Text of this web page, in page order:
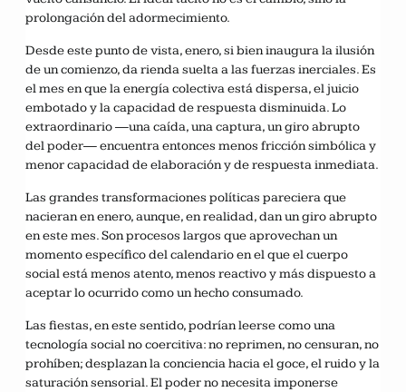
prolongación del adormecimiento.
Desde este punto de vista, enero, si bien inaugura la ilusión
de un comienzo, da rienda suelta a las fuerzas inerciales. Es
el mes en que la energía colectiva está dispersa, el juicio
embotado y la capacidad de respuesta disminuida. Lo
extraordinario —una caída, una captura, un giro abrupto
del poder— encuentra entonces menos fricción simbólica y
menor capacidad de elaboración y de respuesta inmediata.
Las grandes transformaciones políticas pareciera que
nacieran en enero, aunque, en realidad, dan un giro abrupto
en este mes. Son procesos largos que aprovechan un
momento específico del calendario en el que el cuerpo
social está menos atento, menos reactivo y más dispuesto a
aceptar lo ocurrido como un hecho consumado.
Las fiestas, en este sentido, podrían leerse como una
tecnología social no coercitiva: no reprimen, no censuran, no
prohíben; desplazan la conciencia hacia el goce, el ruido y la
saturación sensorial. El poder no necesita imponerse